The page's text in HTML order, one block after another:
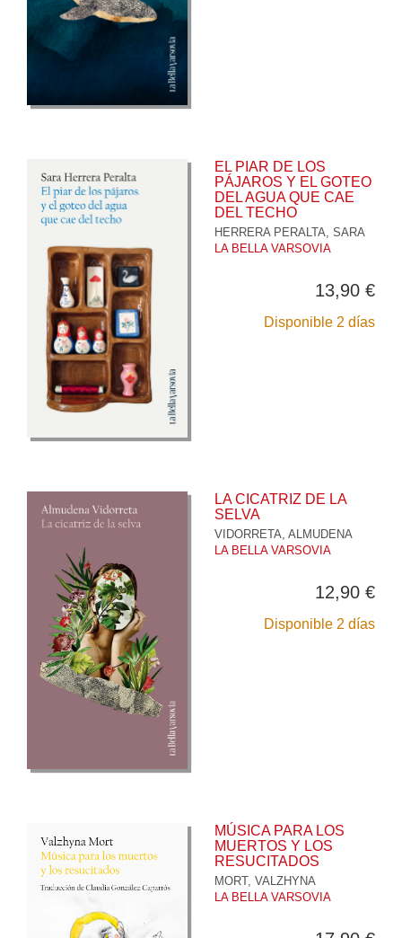
EL PIAR DE LOS
PÁJAROS Y EL GOTEO
DEL AGUA QUE CAE
DEL TECHO
HERRERA PERALTA, SARA
LA BELLA VARSOVIA
13,90 €
Disponible 2 días
LA CICATRIZ DE LA
SELVA
VIDORRETA, ALMUDENA
LA BELLA VARSOVIA
12,90 €
Disponible 2 días
MÚSICA PARA LOS
MUERTOS Y LOS
RESUCITADOS
MORT, VALZHYNA
LA BELLA VARSOVIA